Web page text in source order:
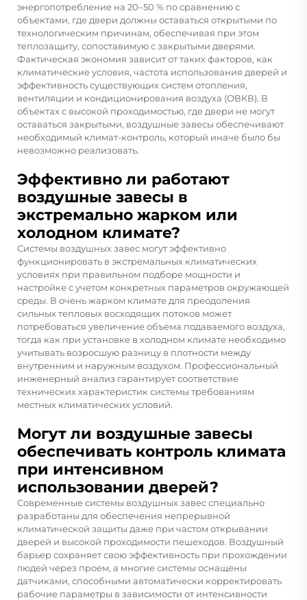
энергопотребление на 20–50 % по сравнению с
объектами, где двери должны оставаться открытыми по
технологическим причинам, обеспечивая при этом
теплозащиту, сопоставимую с закрытыми дверями.
Фактическая экономия зависит от таких факторов, как
климатические условия, частота использования дверей и
эффективность существующих систем отопления,
вентиляции и кондиционирования воздуха (ОВКВ). В
объектах с высокой проходимостью, где двери не могут
оставаться закрытыми, воздушные завесы обеспечивают
необходимый климат-контроль, который иначе было бы
невозможно реализовать.
Эффективно ли работают
воздушные завесы в
экстремально жарком или
холодном климате?
Системы воздушных завес могут эффективно
функционировать в экстремальных климатических
условиях при правильном подборе мощности и
настройке с учетом конкретных параметров окружающей
среды. В очень жарком климате для преодоления
сильных тепловых восходящих потоков может
потребоваться увеличение объема подаваемого воздуха,
тогда как при установке в холодном климате необходимо
учитывать возросшую разницу в плотности между
внутренним и наружным воздухом. Профессиональный
инженерный анализ гарантирует соответствие
технических характеристик системы требованиям
местных климатических условий.
Могут ли воздушные завесы
обеспечивать контроль климата
при интенсивном
использовании дверей?
Современные системы воздушных завес специально
разработаны для обеспечения непрерывной
климатической защиты даже при частом открывании
дверей и высокой проходимости пешеходов. Воздушный
барьер сохраняет свою эффективность при прохождении
людей через проем, а многие системы оснащены
датчиками, способными автоматически корректировать
рабочие параметры в зависимости от интенсивности